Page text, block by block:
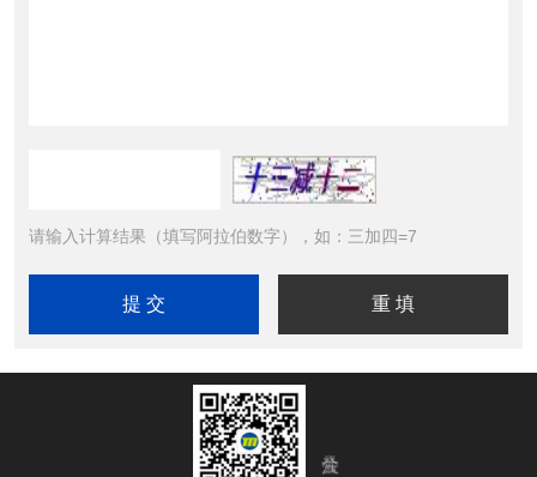
请输入计算结果（填写阿拉伯数字），如：三加四=7